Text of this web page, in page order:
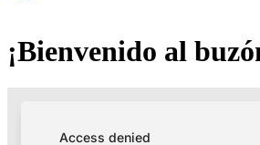
¡Bienvenido al